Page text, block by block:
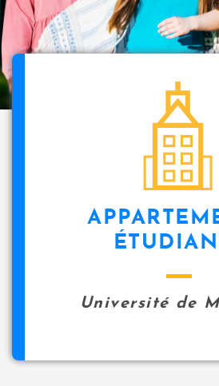
p
a
l
Université de